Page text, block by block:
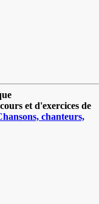
et d'exercices de
chanteurs,